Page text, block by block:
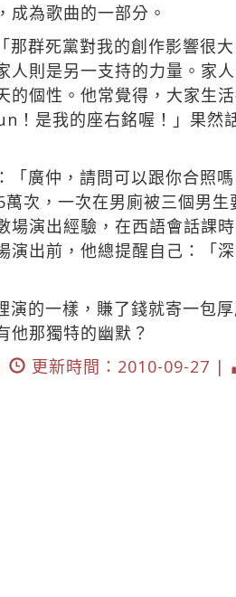
為歌曲的一部分。
群死黨對我的創作影響很
則是另一支持的力量。家
個性。他常覺得，大家生
是我的座右銘喔！」果然
「廣仲，請問可以跟你合照
次，一次在男廁被三個男
演出經驗，在西語會話課
演出前，他總提醒自己：「
的一樣，賺了錢就寄一包
他那獨特的幽默？
更新時間：2010-09-27 |